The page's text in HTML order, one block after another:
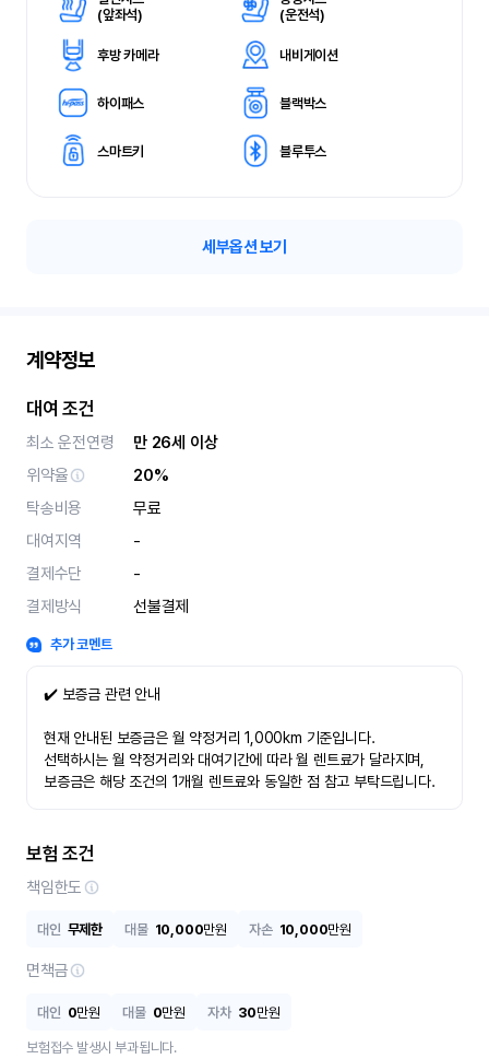
(앞좌석)
(운전석)
후방 카메라 내비게이션
하이패스 블랙박스
스마트키 블루투스
세부옵션 보기
계약정보
대여 조건
최소 운전연령
만 26세 이상
위약율
20%
탁송비용
무료
대여지역
-
결제수단
-
결제방식
선불결제
추가 코멘트
✔️ 보증금 관련 안내
현재 안내된 보증금은 월 약정거리 1,000km 기준입니다.
선택하시는 월 약정거리와 대여기간에 따라 월 렌트료가 달라지며,
보증금은 해당 조건의 1개월 렌트료와 동일한 점 참고 부탁드립니다.
보험 조건
책임한도
대인 무제한 대물 10,000만원 자손 10,000만원
면책금
대인 0만원 대물 0만원 자차 30만원
보험접수 발생시 부과됩니다.